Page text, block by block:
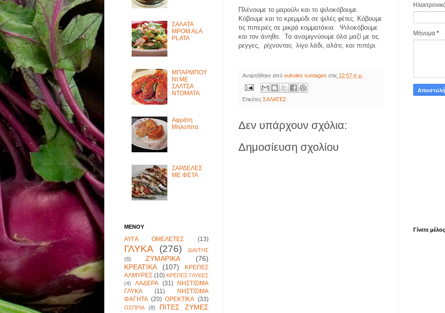
Πλένουμε το μαρούλι και το ψιλοκόβουμε.
Κόβουμε και το κρεμμύδι σε ψιλές φέτες. Κόβουμε
τις πιπεριές σε μικρά κομματάκια. Ψιλοκόβουμε
και τον άνηθο. Τα αναμιγνύουμε όλα μαζί με τις
ρεγγες, ρίχνοντας λίγο λάδι, αλάτι, και πιπέρι.
Αναρτήθηκε από eukoles suntages στις 12:57 π.μ.
Ετικέτες ΣΑΛΑΤΕΣ
Δεν υπάρχουν σχόλια:
Δημοσίευση σχολίου
ΣΑΛΑΤΑ
MPOM ALA
PLATA
ΜΠΑΡΜΠΟΥ
ΝΙ ΜΕ
ΣΑΛΤΣΑ
ΝΤΟΜΑΤΑ
Αφράτη
Μηλοπιτα
ΣΑΡΔΕΛΕΣ
ΜΕ ΦΕΤΑ
ΜΕΝΟΥ
ΑΥΓΑ ΟΜΕΛΕΤΕΣ (13)
ΓΛΥΚΑ (276)
ΔΙΑΙΤΗΣ
(8)
ΖΥΜΑΡΙΚΑ
(76)
ΚΡΕΑΤΙΚΑ
(107)
ΚΡΕΠΕΣ
ΑΛΜΥΡΕΣ (10) ΚΡΕΠΕΣ ΓΛΥΚΕΣ
(4)
ΛΑΔΕΡΑ (31)
ΝΗΣΤΙΣΙΜΑ
ΓΛΥΚΑ
(11)
ΝΗΣΤΙΣΙΜΑ
ΦΑΓΗΤΑ (20) ΟΡΕΚΤΙΚΑ (33)
ΟΣΠΡΙΑ (8)
ΠΙΤΕΣ ΖΥΜΕΣ
Μήνυμα *
Γίνετε μέλος